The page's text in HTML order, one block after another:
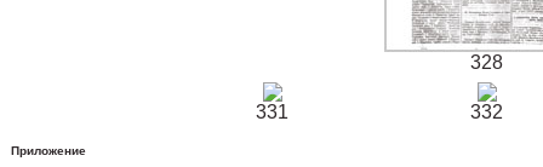
328
331 332
Приложение